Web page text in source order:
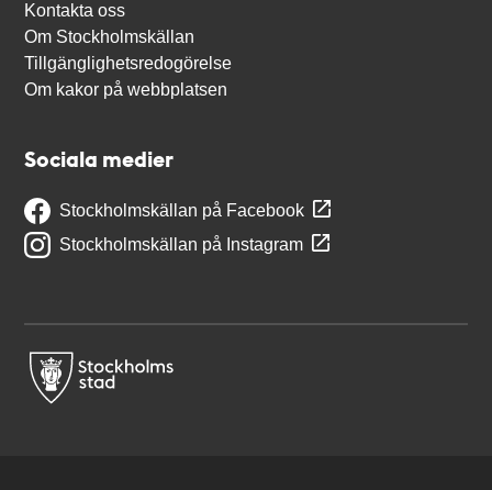
Kontakta oss
Om Stockholmskällan
Tillgänglighetsredogörelse
Om kakor på webbplatsen
Sociala medier
Stockholmskällan på Facebook
Stockholmskällan på Instagram